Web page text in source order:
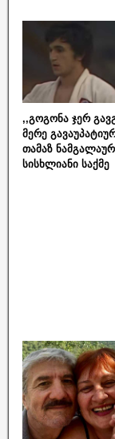
,,გოგონა ჯერ
მერე
თამაზ
სისხლიანი საქმე